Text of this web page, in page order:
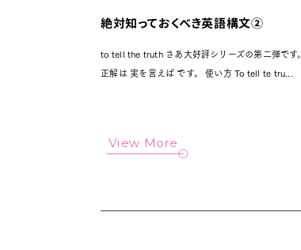
絶対知っておくべき英語構文②
to tell the truth さあ大好評シリーズの第二弾です。
正解は 実を言えば です。 使い方 To tell te tru...
View More